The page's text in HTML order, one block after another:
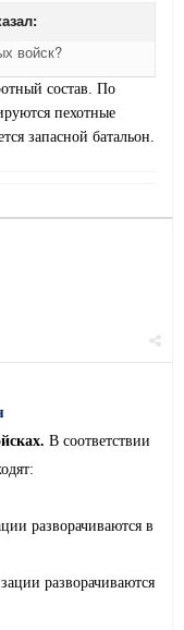
войск?
состав. По
пехотные
запасной батальон.
В соответствии
разворачиваются в
разворачиваются